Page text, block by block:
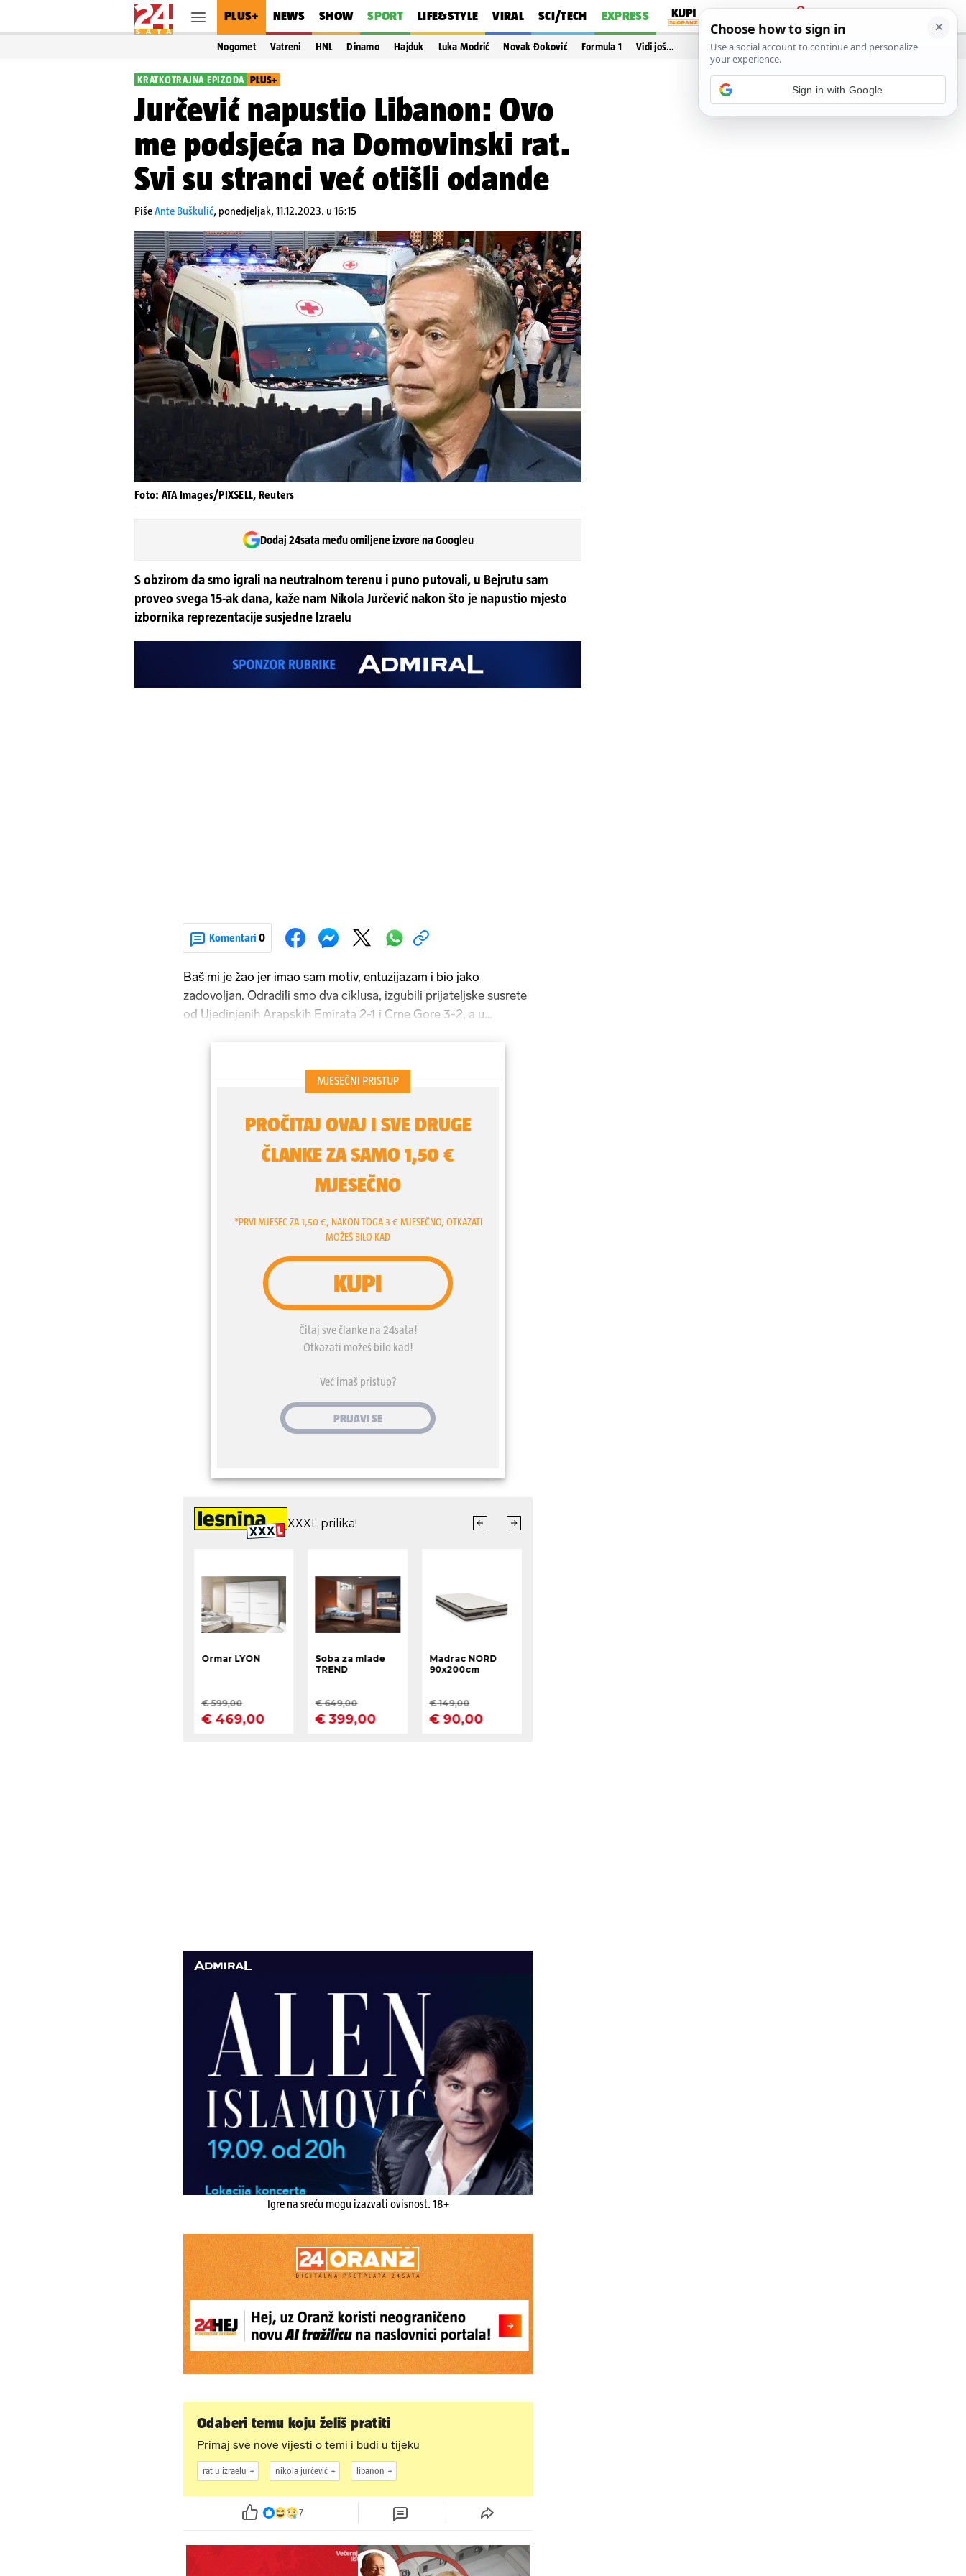
PLUS+ NEWS SHOW SPORT LIFE&STYLE VIRAL SCI/TECH EXPRESS
PRIJAVA
Nogomet Vatreni HNL Dinamo Hajduk Luka Modrić Novak Đoković Formula 1 Vidi još…
KRATKOTRAJNA EPIZODA PLUS+
Jurčević napustio Libanon: Ovo
me podsjeća na Domovinski rat.
Svi su stranci već otišli odande
PišeAnte Buškulić, ponedjeljak, 11.12.2023. u 16:15
Foto: ATA Images/PIXSELL, Reuters
Dodaj 24sata među omiljene izvore na Googleu
S obzirom da smo igrali na neutralnom terenu i puno putovali, u Bejrutu sam
proveo svega 15-ak dana, kaže nam Nikola Jurčević nakon što je napustio mjesto
izbornika reprezentacije susjedne Izraelu
Komentari 0
Baš mi je žao jer imao sam motiv, entuzijazam i bio jako
zadovoljan. Odradili smo dva ciklusa, izgubili prijateljske susrete
od Ujedinjenih Arapskih Emirata 2-1 i Crne Gore 3-2, a u
(57), nakon što se vratio iz Libanona.
Igre na sreću mogu izazvati ovisnost. 18+
Odaberi temu koju želiš pratiti
Primaj sve nove vijesti o temi i budi u tijeku
rat u izraelu nikola jurčević libanon
7
Sign in with Google